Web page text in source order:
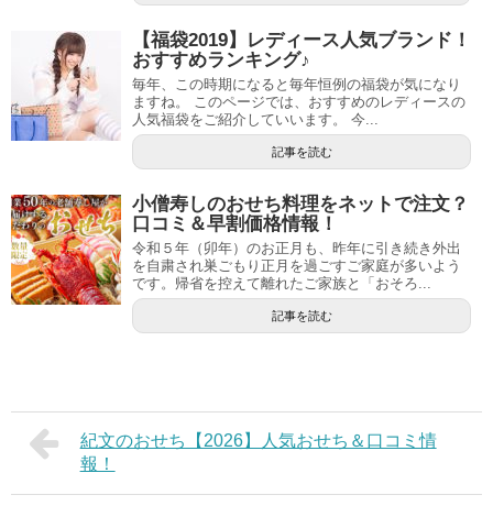
【福袋2019】レディース人気ブランド！
おすすめランキング♪
毎年、この時期になると毎年恒例の福袋が気になり
ますね。 このページでは、おすすめのレディースの
人気福袋をご紹介していいます。 今...
記事を読む
小僧寿しのおせち料理をネットで注文？
口コミ＆早割価格情報！
令和５年（卯年）のお正月も、昨年に引き続き外出
を自粛され巣ごもり正月を過ごすご家庭が多いよう
です。帰省を控えて離れたご家族と「おそろ...
記事を読む
紀文のおせち【2026】人気おせち＆口コミ情
報！